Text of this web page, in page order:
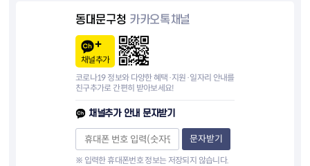
동대문구청 카카오톡채널
채널추가
코로나19 정보와 다양한 혜택·지원·일자리 안내를
친구추가로 간편히 받아보세요!
채널추가 안내 문자받기
문자받기
※ 입력한 휴대폰번호 정보는 저장되지 않습니다.